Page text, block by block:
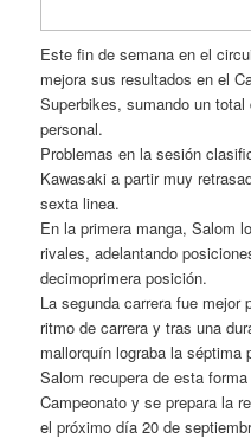
Este fin de semana en el
mejora sus resultados en el
Superbikes, sumando un
personal.
Problemas en la sesión
Kawasaki a partir muy
sexta linea.
En la primera manga, Salom
rivales, adelantando
decimoprimera posición.
La segunda carrera fue mejor
ritmo de carrera y tras una
mallorquín lograba la séptima
Salom recupera de esta
Campeonato y se prepara la
el próximo día 20 de